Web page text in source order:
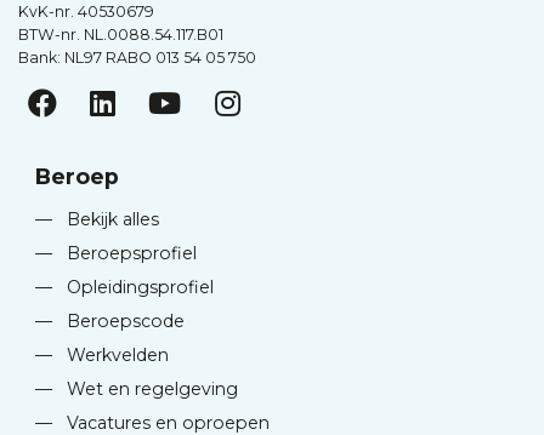
KvK-nr. 40530679
BTW-nr. NL.0088.54.117.B01
Bank: NL97 RABO 013 54 05 750
Beroep
—
Bekijk alles
—
Beroepsprofiel
—
Opleidingsprofiel
—
Beroepscode
—
Werkvelden
—
Wet en regelgeving
—
Vacatures en oproepen